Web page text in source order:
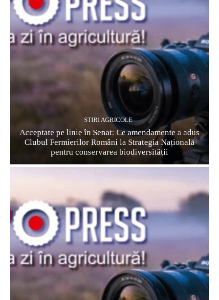
STIRI AGRICOLE
Acceptate pe linie în Senat: Ce amendamente a adus
Clubul Fermierilor Români la Strategia Națională
pentru conservarea biodiversității